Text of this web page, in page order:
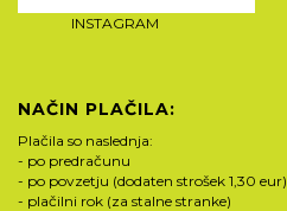
INSTAGRAM
NAČIN PLAČILA:
Plačila so naslednja:
- po predračunu
- po povzetju (dodaten strošek 1,30 eur)
- plačilni rok (za stalne stranke)